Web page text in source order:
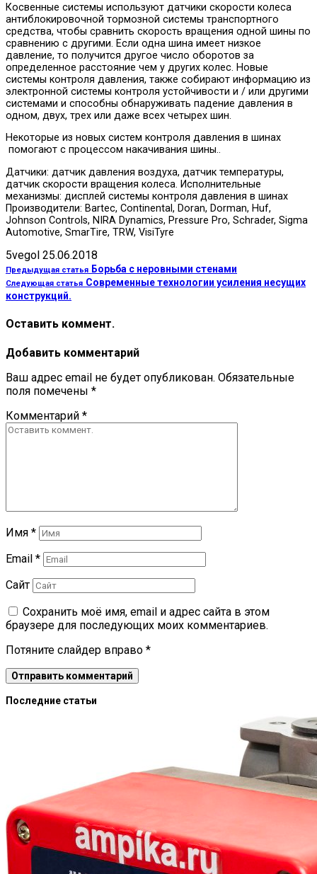
Косвенные системы используют датчики скорости колеса
антиблокировочной тормозной системы транспортного
средства, чтобы сравнить скорость вращения одной шины по
сравнению с другими. Если одна шина имеет низкое
давление, то получится другое число оборотов за
определенное расстояние чем у других колес. Новые
системы контроля давления, также собирают информацию из
электронной системы контроля устойчивости и / или другими
системами и способны обнаруживать падение давления в
одном, двух, трех или даже всех четырех шин.
Некоторые из новых систем контроля давления в шинах
помогают с процессом накачивания шины..
Датчики: датчик давления воздуха, датчик температуры,
датчик скорости вращения колеса. Исполнительные
механизмы: дисплей системы контроля давления в шинах
Производители: Bartec, Continental, Doran, Dorman, Huf,
Johnson Controls, NIRA Dynamics, Pressure Pro, Schrader, Sigma
Automotive, SmarTire, TRW, VisiTyre
5vegol 25.06.2018
Предыдущая статья Борьба с неровными стенами
Следующая статья Современные технологии усиления несущих
конструкций.
Оставить коммент.
Добавить комментарий
Ваш адрес email не будет опубликован. Обязательные
поля помечены *
Комментарий *
Имя *
Email *
Сайт
Сохранить моё имя, email и адрес сайта в этом
браузере для последующих моих комментариев.
Потяните слайдер вправо *
Последние статьи